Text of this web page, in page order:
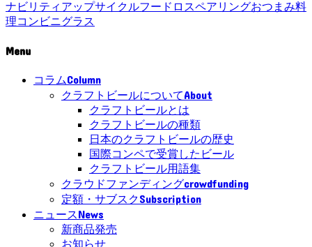
ナビリティ アップサイクルフードロスペアリングおつまみ料
理コンビニグラス
Menu
コラムColumn
クラフトビールについてAbout
クラフトビールとは
クラフトビールの種類
日本のクラフトビールの歴史
国際コンペで受賞したビール
クラフトビール用語集
クラウドファンディングcrowdfunding
定額・サブスクSubscription
ニュースNews
新商品発売
お知らせ